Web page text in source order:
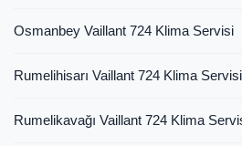
Osmanbey Vaillant 724 Klima Servisi
Rumelihisarı Vaillant 724 Klima Servisi
Rumelikavağı Vaillant 724 Klima